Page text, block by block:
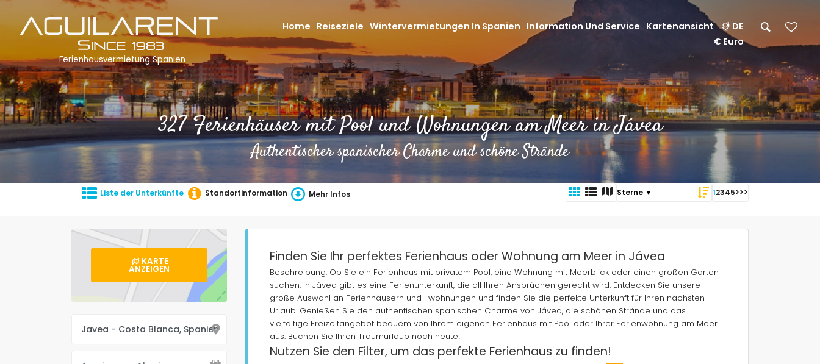
327 Ferienhäuser mit Pool und Wohnungen am Meer in Jávea
Authentischer spanischer Charme und schöne Strände
Liste der Unterkünfte Standortinformation Mehr Infos 12345>>>
KARTE
ANZEIGEN
Finden Sie Ihr perfektes Ferienhaus oder Wohnung am Meer in Jávea
Beschreibung: Ob Sie ein Ferienhaus mit privatem Pool, eine Wohnung mit Meerblick oder einen großen Garten
suchen, in Jávea gibt es eine Ferienunterkunft, die all Ihren Ansprüchen gerecht wird. Entdecken Sie unsere
große Auswahl an Ferienhäusern und -wohnungen und finden Sie die perfekte Unterkunft für Ihren nächsten
Urlaub. Genießen Sie den authentischen spanischen Charme von Jávea, die schönen Strände und das
vielfältige Freizeitangebot bequem von Ihrem eigenen Ferienhaus mit Pool oder Ihrer Ferienwohnung am Meer
aus. Buchen Sie Ihren Traumurlaub noch heute!
Nutzen Sie den Filter, um das perfekte Ferienhaus zu finden!
Ferienhausvermietung Spanien
Home Reiseziele Wintervermietungen In Spanien Information Und Service Kartenansicht
DE
€ Euro